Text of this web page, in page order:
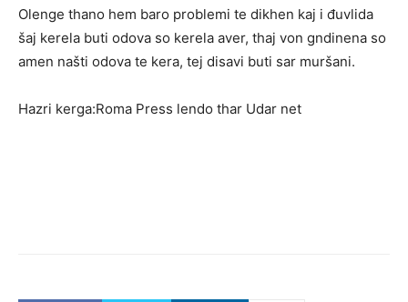
Olenge thano hem baro problemi te dikhen kaj i đuvlida
šaj kerela buti odova so kerela aver, thaj von gndinena so
amen našti odova te kera, tej disavi buti sar muršani.
Hazri kerga:Roma Press lendo thar Udar net